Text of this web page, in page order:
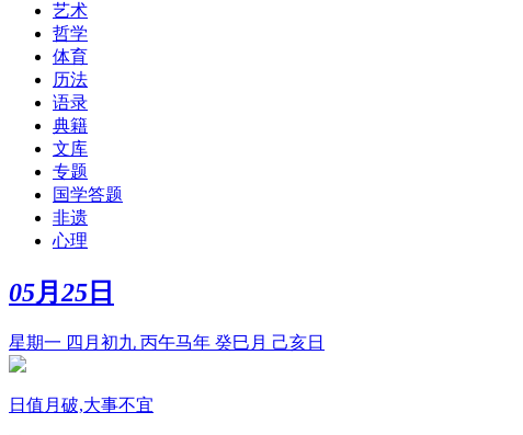
艺术
哲学
体育
历法
语录
典籍
文库
专题
国学答题
非遗
心理
05月 25 日
星期一 四月初九 丙午马年 癸巳月 己亥日
日值月破,大事不宜